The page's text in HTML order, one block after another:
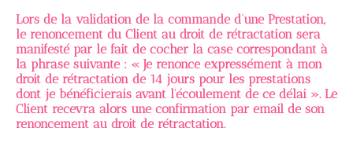
Lors de la validation de la commande d’une Prestation,
le renoncement du Client au droit de rétractation sera
manifesté par le fait de cocher la case correspondant à
la phrase suivante : « Je renonce expressément à mon
droit de rétractation de 14 jours pour les prestations
dont je bénéficierais avant l'écoulement de ce délai ». Le
Client recevra alors une confirmation par email de son
renoncement au droit de rétractation.